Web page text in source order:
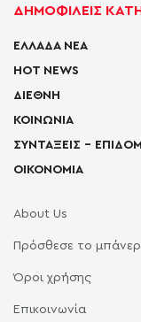
ΔΗΜΟΦΙΛΕΙΣ
ΕΛΛΑΔΑ ΝΕΑ
HOT NEWS
ΔΙΕΘΝΗ
ΚΟΙΝΩΝΙΑ
ΣΥΝΤΑΞΕΙΣ –
ΟΙΚΟΝΟΜΙΑ
About Us
Πρόσθεσε το
Όροι χρήσης
Επικοινωνία